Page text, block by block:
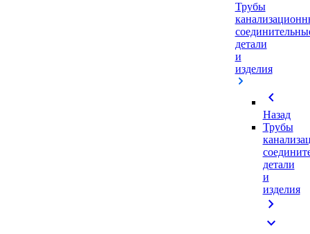
Трубы
детали
и
изделия
chevron_left
Назад
Трубы
детали
и
изделия
chevron_right
expand_more